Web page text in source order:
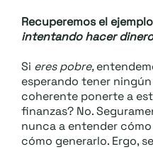
Recuperemos el
intentando hacer
Si eres pobre,
esperando tener
coherente ponerte a
finanzas? No.
nunca a entender
cómo generarlo. Ergo,